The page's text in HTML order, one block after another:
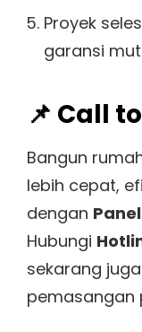
Proyek
garansi
📌 Call
Bangun
lebih cepat,
dengan
Hubungi
sekarang
pemasangan